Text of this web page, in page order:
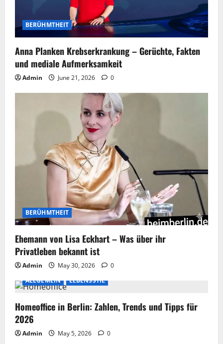
BERÜHMTHEIT
Anna Planken Krebserkrankung – Gerüchte, Fakten
und mediale Aufmerksamkeit
Admin June 21, 2026 0
BERÜHMTHEIT
Ehemann von Lisa Eckhart – Was über ihr
Privatleben bekannt ist
Admin May 30, 2026
0
ALLGEMEIN
LEBENSSTIL
Homeoffice in Berlin: Zahlen, Trends und Tipps für
2026
Admin May 5, 2026 0